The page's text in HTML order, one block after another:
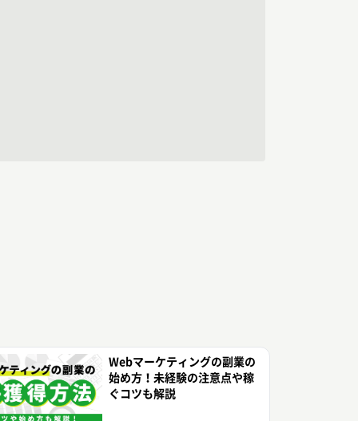
Webマーケティングの副業の
始め方！未経験の注意点や稼
ぐコツも解説